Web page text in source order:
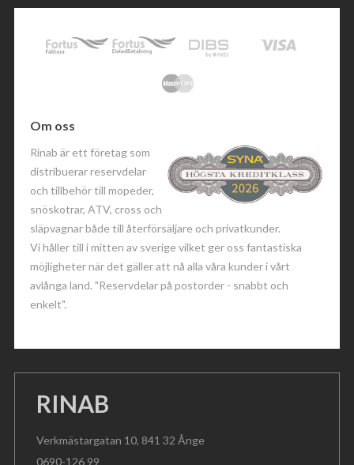
Om oss
Rinab är ett företag som
distribuerar reservdelar
och tillbehör till mopeder,
snöskotrar, ATV, cross och
släpvagnar både till återförsäljare och privatkunder.
Vi håller till i mitten av sverige vilket ger oss fantastiska
möjligheter när det gäller att nå alla våra kunder i vårt
avlånga land. "Reservdelar på postorder - snabbt och
enkelt".
RINAB
Verkmästargatan 10, 841 32 Ånge
0690-126 99